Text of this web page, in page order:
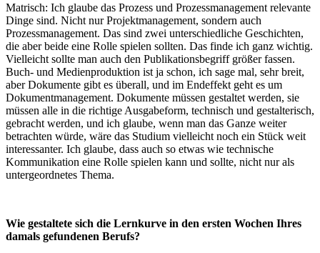
Matrisch: Ich glaube das Prozess und Prozessmanagement relevante
Dinge sind. Nicht nur Projektmanagement, sondern auch
Prozessmanagement. Das sind zwei unterschiedliche Geschichten,
die aber beide eine Rolle spielen sollten. Das finde ich ganz wichtig.
Vielleicht sollte man auch den Publikationsbegriff größer fassen.
Buch- und Medienproduktion ist ja schon, ich sage mal, sehr breit,
aber Dokumente gibt es überall, und im Endeffekt geht es um
Dokumentmanagement. Dokumente müssen gestaltet werden, sie
müssen alle in die richtige Ausgabeform, technisch und gestalterisch,
gebracht werden, und ich glaube, wenn man das Ganze weiter
betrachten würde, wäre das Studium vielleicht noch ein Stück weit
interessanter. Ich glaube, dass auch so etwas wie technische
Kommunikation eine Rolle spielen kann und sollte, nicht nur als
untergeordnetes Thema.
Wie gestaltete sich die Lernkurve in den ersten Wochen Ihres
damals gefundenen Berufs?